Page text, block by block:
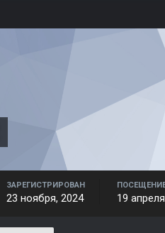
ЗАРЕГИСТРИРОВАН
23 ноября, 2024 19 апреля